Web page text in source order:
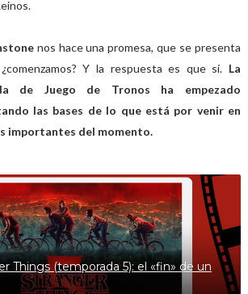
nos hace una promesa, que se presenta
Y la respuesta es que sí. La
de Juego de Tronos ha empezado
las bases de lo que está por venir en
importantes del momento.
Things (temporada 5): el «fin» de un